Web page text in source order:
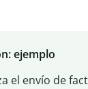
ejemplo
el envío de